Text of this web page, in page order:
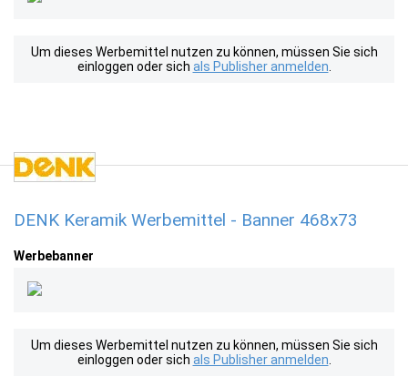
Um dieses Werbemittel nutzen zu können, müssen Sie sich
einloggen oder sich als Publisher anmelden
DENK Keramik Werbemittel - Banner 468x73
Werbebanner
Um dieses Werbemittel nutzen zu können, müssen Sie sich
einloggen oder sich als Publisher anmelden